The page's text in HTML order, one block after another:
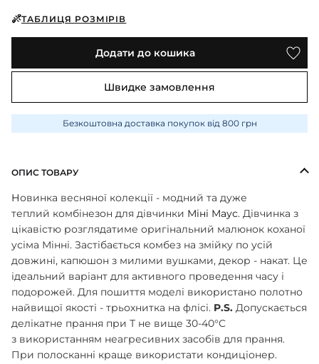
ТАБЛИЦЯ РОЗМІРІВ
Додати до кошика
Швидке замовлення
Безкоштовна доставка покупок від 800 грн
ОПИС ТОВАРУ
Новинка весняної колекції - модний та дуже
теплий комбінезон для дівчинки Міні Маус. Дівчинка з
цікавістю розглядатиме оригінальний малюнок коханої
усіма Мінні. Застібається комбез на змійку по усій
довжині, капюшон з милими вушками, декор - накат. Це
ідеальний варіант для активного проведення часу і
подорожей. Для пошиття моделі використано полотно
найвищої якості - трьохнитка на флісі. P.S. Допускається
делікатне прання при Т не вище 30-40°C
з використанням неагресивних засобів для прання.
При полосканні краще використати кондиціонер.
КОЛГОТКИ
ШКАРПЕТКИ
КОМБІНЕЗОНИ
КОМПЛЕКТИ
КУРТКИ
З ШАПОЧКОЮ
ПЕРЧАТКИ
ПЛЕДИ
СУКНІ
ФУТБОЛКИ
ЧОЛОВІЧКИ СЛІПИ
ШАПОЧКИ
ШТАНЦІ
ПОВЗУНКИ
ШКАРПЕТКИ
ДЖОГЕРИ
СУКНІ
ТЕРМОБІЛИЗНА
ФУТБОЛКИ
ХУДІ СВІТШОТИ
ШАПКИ ПОВ'ЯЗКИ
ПІЖАМИ
ФУТБОЛКИ
ШОРТИ
ШТАНИ ДЖОГЕРИ
КОМПЛЕКТИ
ШКАРПЕТКИ